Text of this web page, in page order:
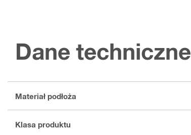
Dane techniczne
Materiał podłoża
Klasa produktu